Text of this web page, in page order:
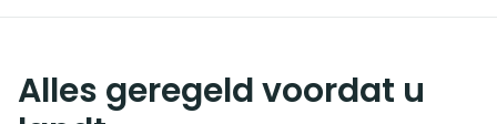
Alles geregeld voordat u